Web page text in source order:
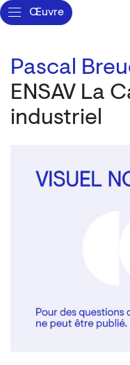
Œuvre
Pascal
ENSAV La
industriel